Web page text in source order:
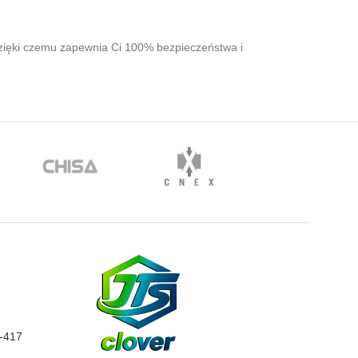
czemu zapewnia Ci 100% bezpieczeństwa i
417